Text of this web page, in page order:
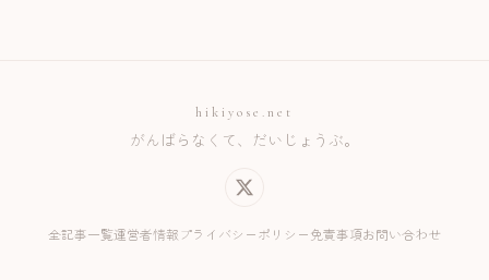
hikiyose.net
がんばらなくて、だいじょうぶ。
全記事一覧運営者情報 プライバシーポリシー免責事項お問い合わせ